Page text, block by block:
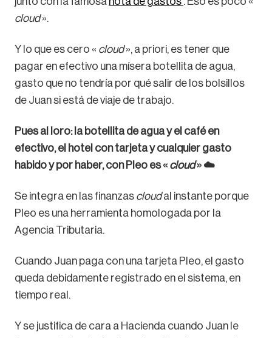
cloud».
Y lo que es cero « cloud», a priori, es tener que
pagar en efectivo una mísera botellita de agua,
gasto que no tendría por qué salir de los bolsillos
de Juan si está de viaje de trabajo.
Pues al loro: la botellita de agua y el café en
efectivo, el hotel con tarjeta y cualquier gasto
habido y por haber, con Pleo es « cloud» ☁️
Se integra en las finanzas cloudal instante porque
Pleo es una herramienta homologada por la
Agencia Tributaria.
Cuando Juan paga con una tarjeta Pleo, el gasto
queda debidamente registrado en el sistema, en
tiempo real.
Y se justifica de cara a Hacienda cuando Juan le